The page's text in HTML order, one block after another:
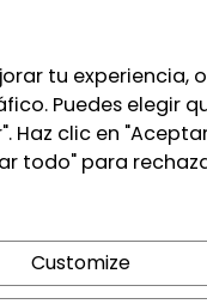
tu experiencia,
Puedes elegir
Haz clic en
todo" para
Customize